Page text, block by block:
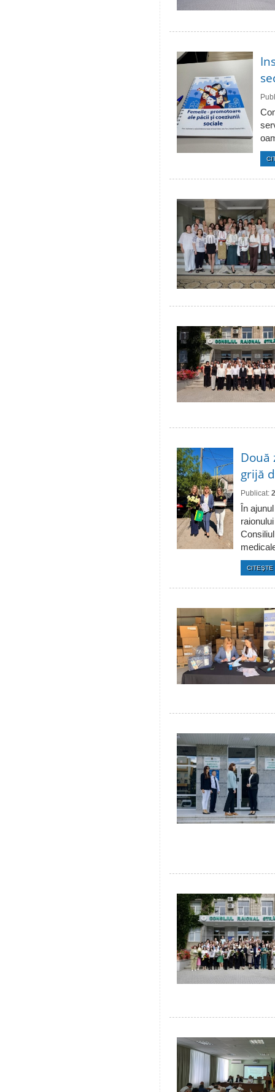
Două
grijă
Publicat:
În
CITEŞTE